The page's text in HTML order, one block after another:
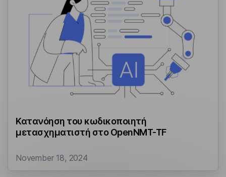
Κατανόηση του κωδικοποιητή
μετασχηματιστή στο OpenNMT-TF
November 18, 2024